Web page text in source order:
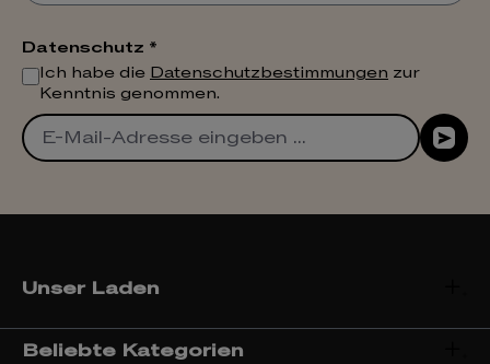
Datenschutz *
Ich habe die Datenschutzbestimmungen zur
Kenntnis genommen.
Unser Laden
Beliebte Kategorien